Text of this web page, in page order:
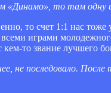
«Динамо», то там одну
то счет 1:1 нас
играми
то звание лучшего
не последовало.